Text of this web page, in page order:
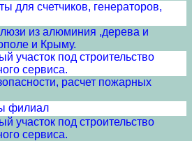
для счетчиков, генераторов,
из алюминия ,дерева и
и Крыму.
участок под строительство
сервиса.
расчет пожарных
филиал
участок под строительство
сервиса.